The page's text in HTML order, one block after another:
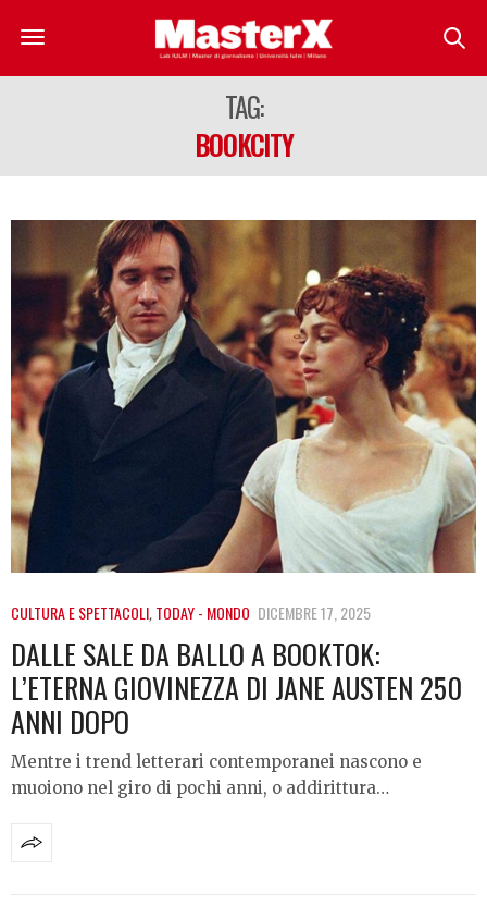
TAG:
BOOKCITY
CULTURA E SPETTACOLI,TODAY - MONDO DICEMBRE 17, 2025
DALLE SALE DA BALLO A BOOKTOK:
L’ETERNA GIOVINEZZA DI JANE AUSTEN 250
ANNI DOPO
Mentre i trend letterari contemporanei nascono e
muoiono nel giro di pochi anni, o addirittura…